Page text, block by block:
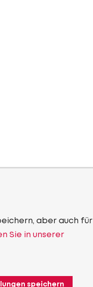
aber auch für
Sie in unserer
speichern